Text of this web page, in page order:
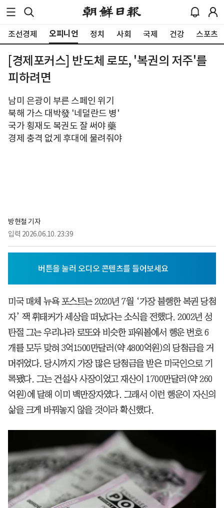
조선경제 오피니언 정치 사회 국제 건강 스포츠
[경제포커스] 반도체 로또, '복권의 저주'를
피하려면
남미 은광이 부른 스페인 위기
북해 가스 대박發 '네덜란드 병'
국가 횡재도 복권도 잘 써야 藥
경제 충격 없게 후대에 물려줘야
방현철 기자
입력 2026.06.10. 23:39
미국 매체 뉴욕 포스트는 2020년 7월 ‘가장 불행한 복권 당첨
자’ 잭 휘태커가 세상을 떠났다는 소식을 전했다. 2002년 성
탄절 그는 우리나라 로또와 비슷한 파워볼에서 행운 번호 6
개를 모두 맞혀 3억1500만달러(약 4800억원)의 당첨금을 거
머쥐었다. 당시까지 가장 많은 당첨금을 받은 미국인으로 기
록됐다. 그는 건설사 사장이었고 재산이 1700만달러(약 260
억원)에 달해 이미 백만장자였다. 그래서 이런 행운이 자신의
삶을 크게 바꿔놓지 않을 것이라 확신했다.